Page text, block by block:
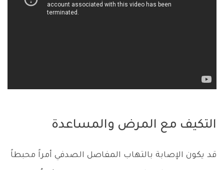
التكيف مع المرض والمساعدة
قد يكون الإصابة بالتهاب المفاصل الصدفي أمراً محبطاً